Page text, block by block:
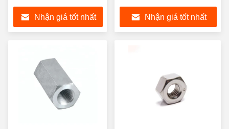
mảnh
Nhận giá tốt nhất
Nhận giá tốt nhất